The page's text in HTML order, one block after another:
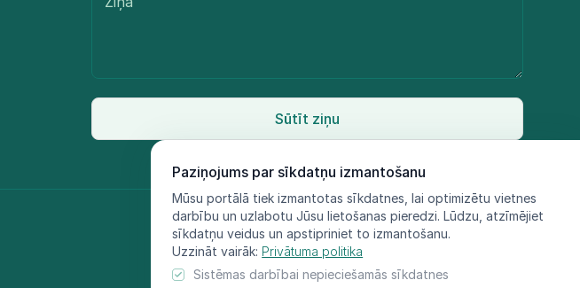
Paziņojums par sīkdatņu izmantošanu
Mūsu portālā tiek izmantotas sīkdatnes, lai optimizētu vietnes
darbību un uzlabotu Jūsu lietošanas pieredzi. Lūdzu, atzīmējiet
sīkdatņu veidus un apstipriniet to izmantošanu.
Uzzināt vairāk: Privātuma politika
Sistēmas darbībai nepieciešamās sīkdatnes
Sūtīt ziņu